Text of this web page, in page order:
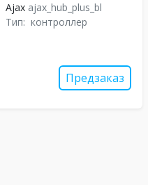
Ajax ajax_hub_plus_bl
Тип: контроллер
Предзаказ